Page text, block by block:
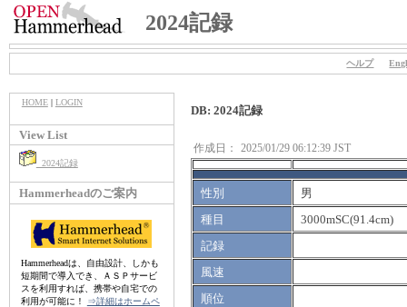
2024記録
ヘルプ
HOME| LOGIN
View List
2024記録
Hammerheadのご案内
Hammerheadは、自由設計、しかも
短期間で導入でき、ＡＳＰサービ
スを利用すれば、携帯や自宅での
利用が可能に！
⇒詳細はホームペ
DB: 2024記録
作成日： 2025/01/29 06:12:39 JST
性別
男
種目
3000mSC(91.4cm)
記録
風速
順位